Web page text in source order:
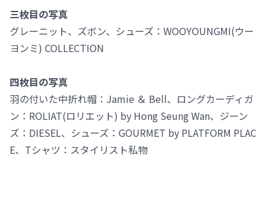
三枚目の写真
グレーニット、ズボン、シューズ：WOOYOUNGMI(ウー
ヨンミ) COLLECTION
四枚目の写真
羽の付いた中折れ帽：Jamie ＆ Bell、ロングカーディガ
ン：ROLIAT(ロリエット) by Hong Seung Wan、ジーン
ズ：DIESEL、シューズ：GOURMET by PLATFORM PLAC
E、Tシャツ：スタイリスト私物